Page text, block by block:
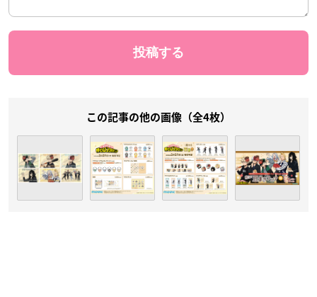
この記事の他の画像（全4枚）